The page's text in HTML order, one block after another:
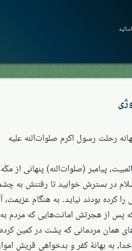
رحلت رسول اکرم صلوات‌الله علیه
پیامبر (صلوات‌الله) پنهانی از
در بسترش خوابید تا رفتنش به
کرده بودند نیاید. به هنگام
پس از هجرتش امانت‌هایی که مردم به
همان مردمانی که پشت در کمین کرده
به بهانهٔ کفر و بدخواهیِ قریش